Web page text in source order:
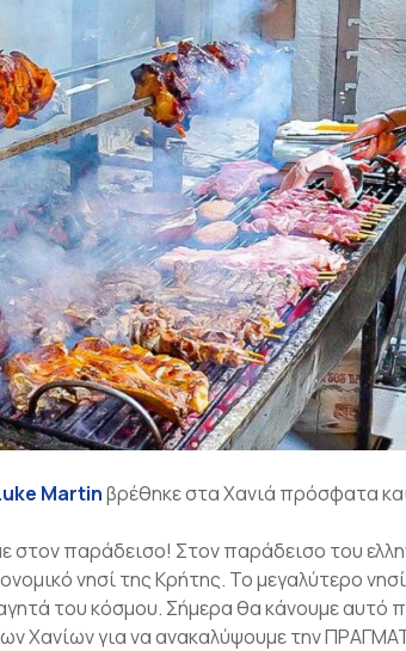
Martinβρέθηκε στα Χανιά πρόσφατα
στον παράδεισο! Στον παράδεισο του
νησί της Κρήτης. Το μεγαλύτερο
του κόσμου. Σήμερα θα κάνουμε αυτό
Χανίων για να ανακαλύψουμε την